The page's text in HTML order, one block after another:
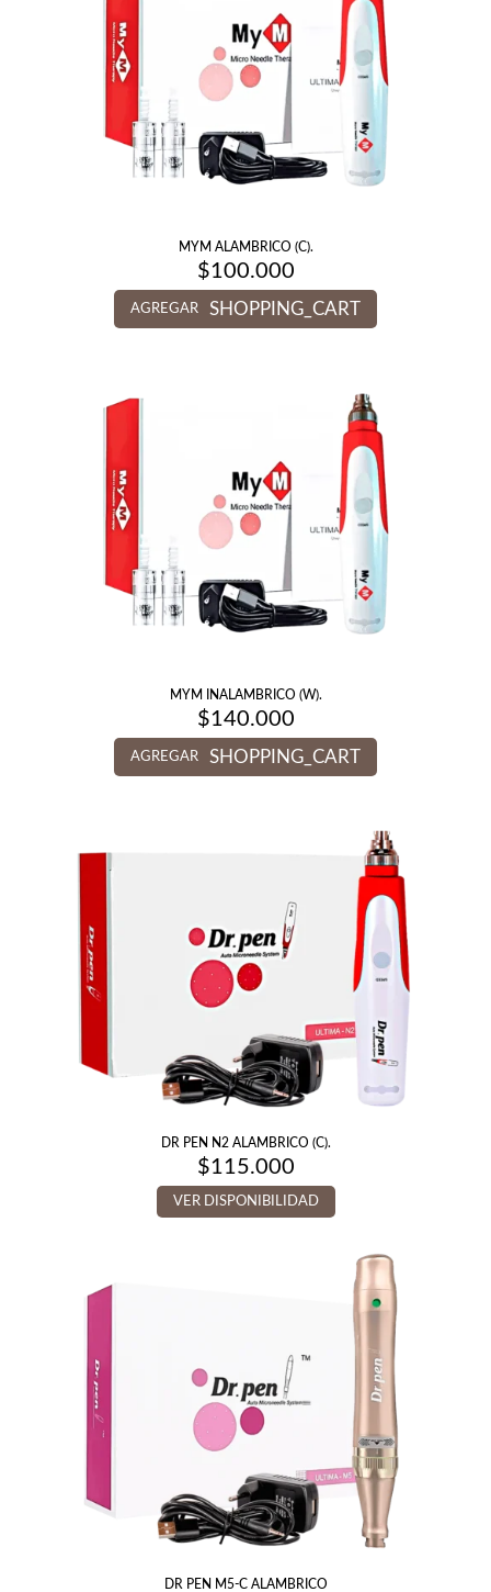
MYM ALAMBRICO (C).
$100.000
AGREGAR SHOPPING_CART
MYM INALAMBRICO (W).
$140.000
AGREGAR SHOPPING_CART
DR PEN N2 ALAMBRICO (C).
$115.000
VER DISPONIBILIDAD
DR PEN M5-C ALAMBRICO